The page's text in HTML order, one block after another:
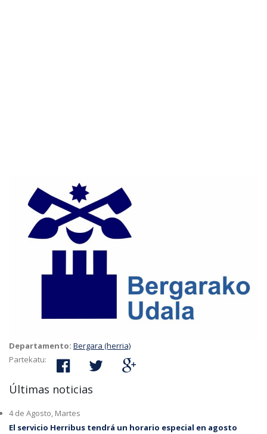
Departamento: Bergara (herria)
Partekatu:
Últimas noticias
4 de Agosto, Martes
El servicio Herribus tendrá un horario especial en agosto